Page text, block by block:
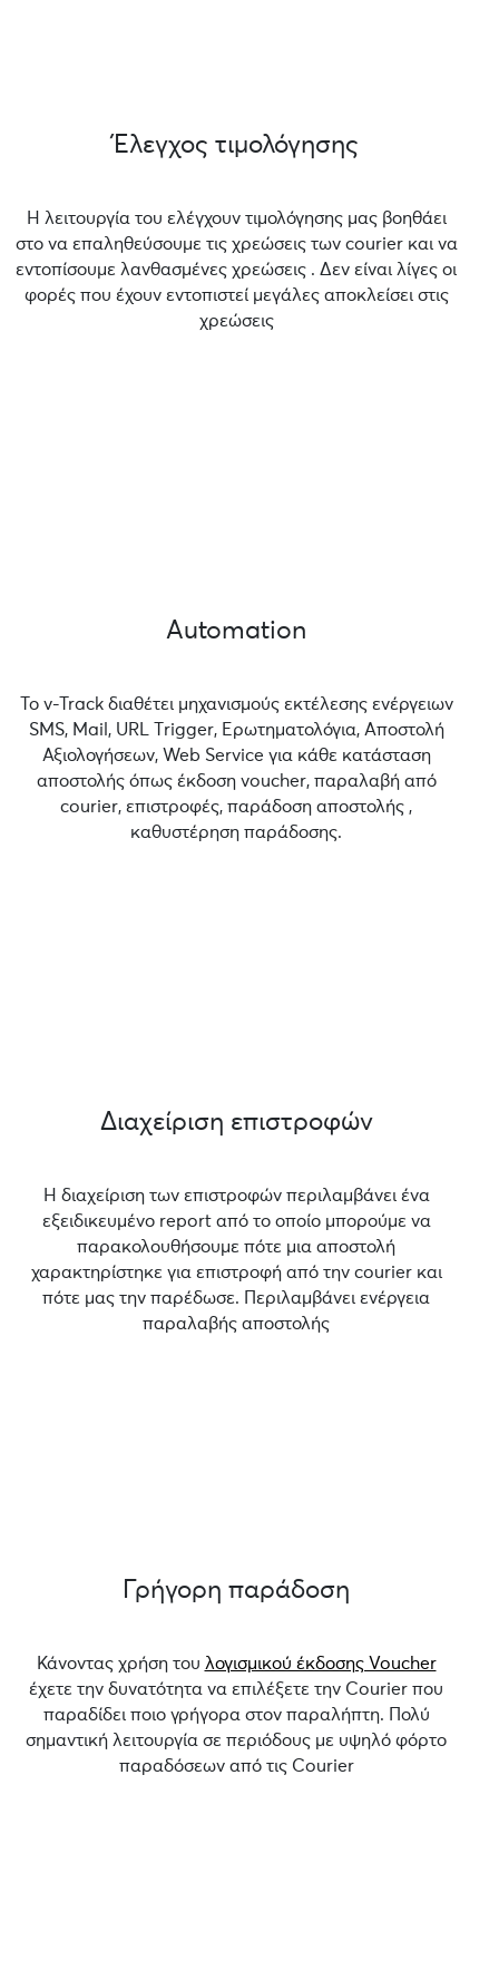
Έλεγχος τιμολόγησης
Η λειτουργία του ελέγχουν τιμολόγησης μας βοηθάει
στο να επαληθεύσουμε τις χρεώσεις των courier και να
εντοπίσουμε λανθασμένες χρεώσεις . Δεν είναι λίγες οι
φορές που έχουν εντοπιστεί μεγάλες αποκλείσει στις
χρεώσεις
Automation
Το v-Track διαθέτει μηχανισμούς εκτέλεσης ενέργειων
SMS, Mail, URL Τrigger, Ερωτηματολόγια, Αποστολή
Αξιολογήσεων, Web Service για κάθε κατάσταση
αποστολής όπως έκδοση voucher, παραλαβή από
courier, επιστροφές, παράδοση αποστολής ,
καθυστέρηση παράδοσης.
Διαχείριση επιστροφών
Η διαχείριση των επιστροφών περιλαμβάνει ένα
εξειδικευμένο report από το οποίο μπορούμε να
παρακολουθήσουμε πότε μια αποστολή
χαρακτηρίστηκε για επιστροφή από την courier και
πότε μας την παρέδωσε. Περιλαμβάνει ενέργεια
παραλαβής αποστολής
Γρήγορη παράδοση
Κάνοντας χρήση του λογισμικού έκδοσης Voucher
έχετε την δυνατότητα να επιλέξετε την Courier που
παραδίδει ποιο γρήγορα στον παραλήπτη. Πολύ
σημαντική λειτουργία σε περιόδους με υψηλό φόρτο
παραδόσεων από τις Courier